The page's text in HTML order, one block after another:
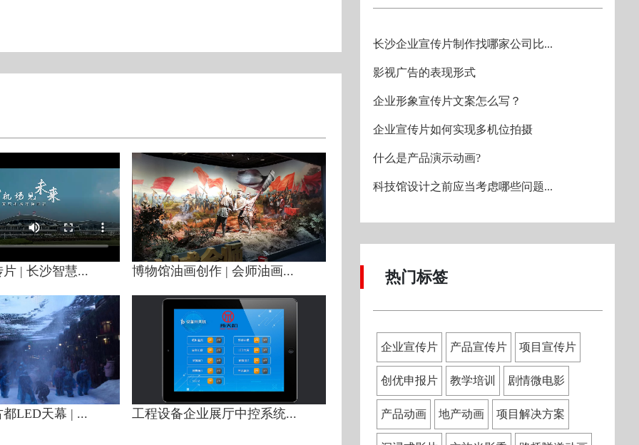
| 长沙智慧... 博物馆油画创作 | 会师油画...
LED天幕 | ... 工程设备企业展厅中控系统...
长沙企业宣传片制作找哪家公司比...
影视广告的表现形式
企业形象宣传片文案怎么写？
企业宣传片如何实现多机位拍摄
什么是产品演示动画?
科技馆设计之前应当考虑哪些问题...
热门标签
企业宣传片 产品宣传片 项目宣传片
创优申报片 教学培训 剧情微电影
产品动画 地产动画 项目解决方案